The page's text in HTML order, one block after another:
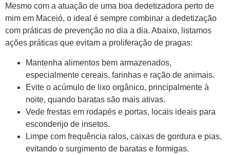
Mesmo com a atuação de uma boa dedetizadora perto de
mim em Maceió, o ideal é sempre combinar a dedetização
com práticas de prevenção no dia a dia. Abaixo, listamos
ações práticas que evitam a proliferação de pragas:
Mantenha alimentos bem armazenados,
especialmente cereais, farinhas e ração de animais.
Evite o acúmulo de lixo orgânico, principalmente à
noite, quando baratas são mais ativas.
Vede frestas em rodapés e portas, locais ideais para
esconderijo de insetos.
Limpe com frequência ralos, caixas de gordura e pias,
evitando o surgimento de baratas e formigas.